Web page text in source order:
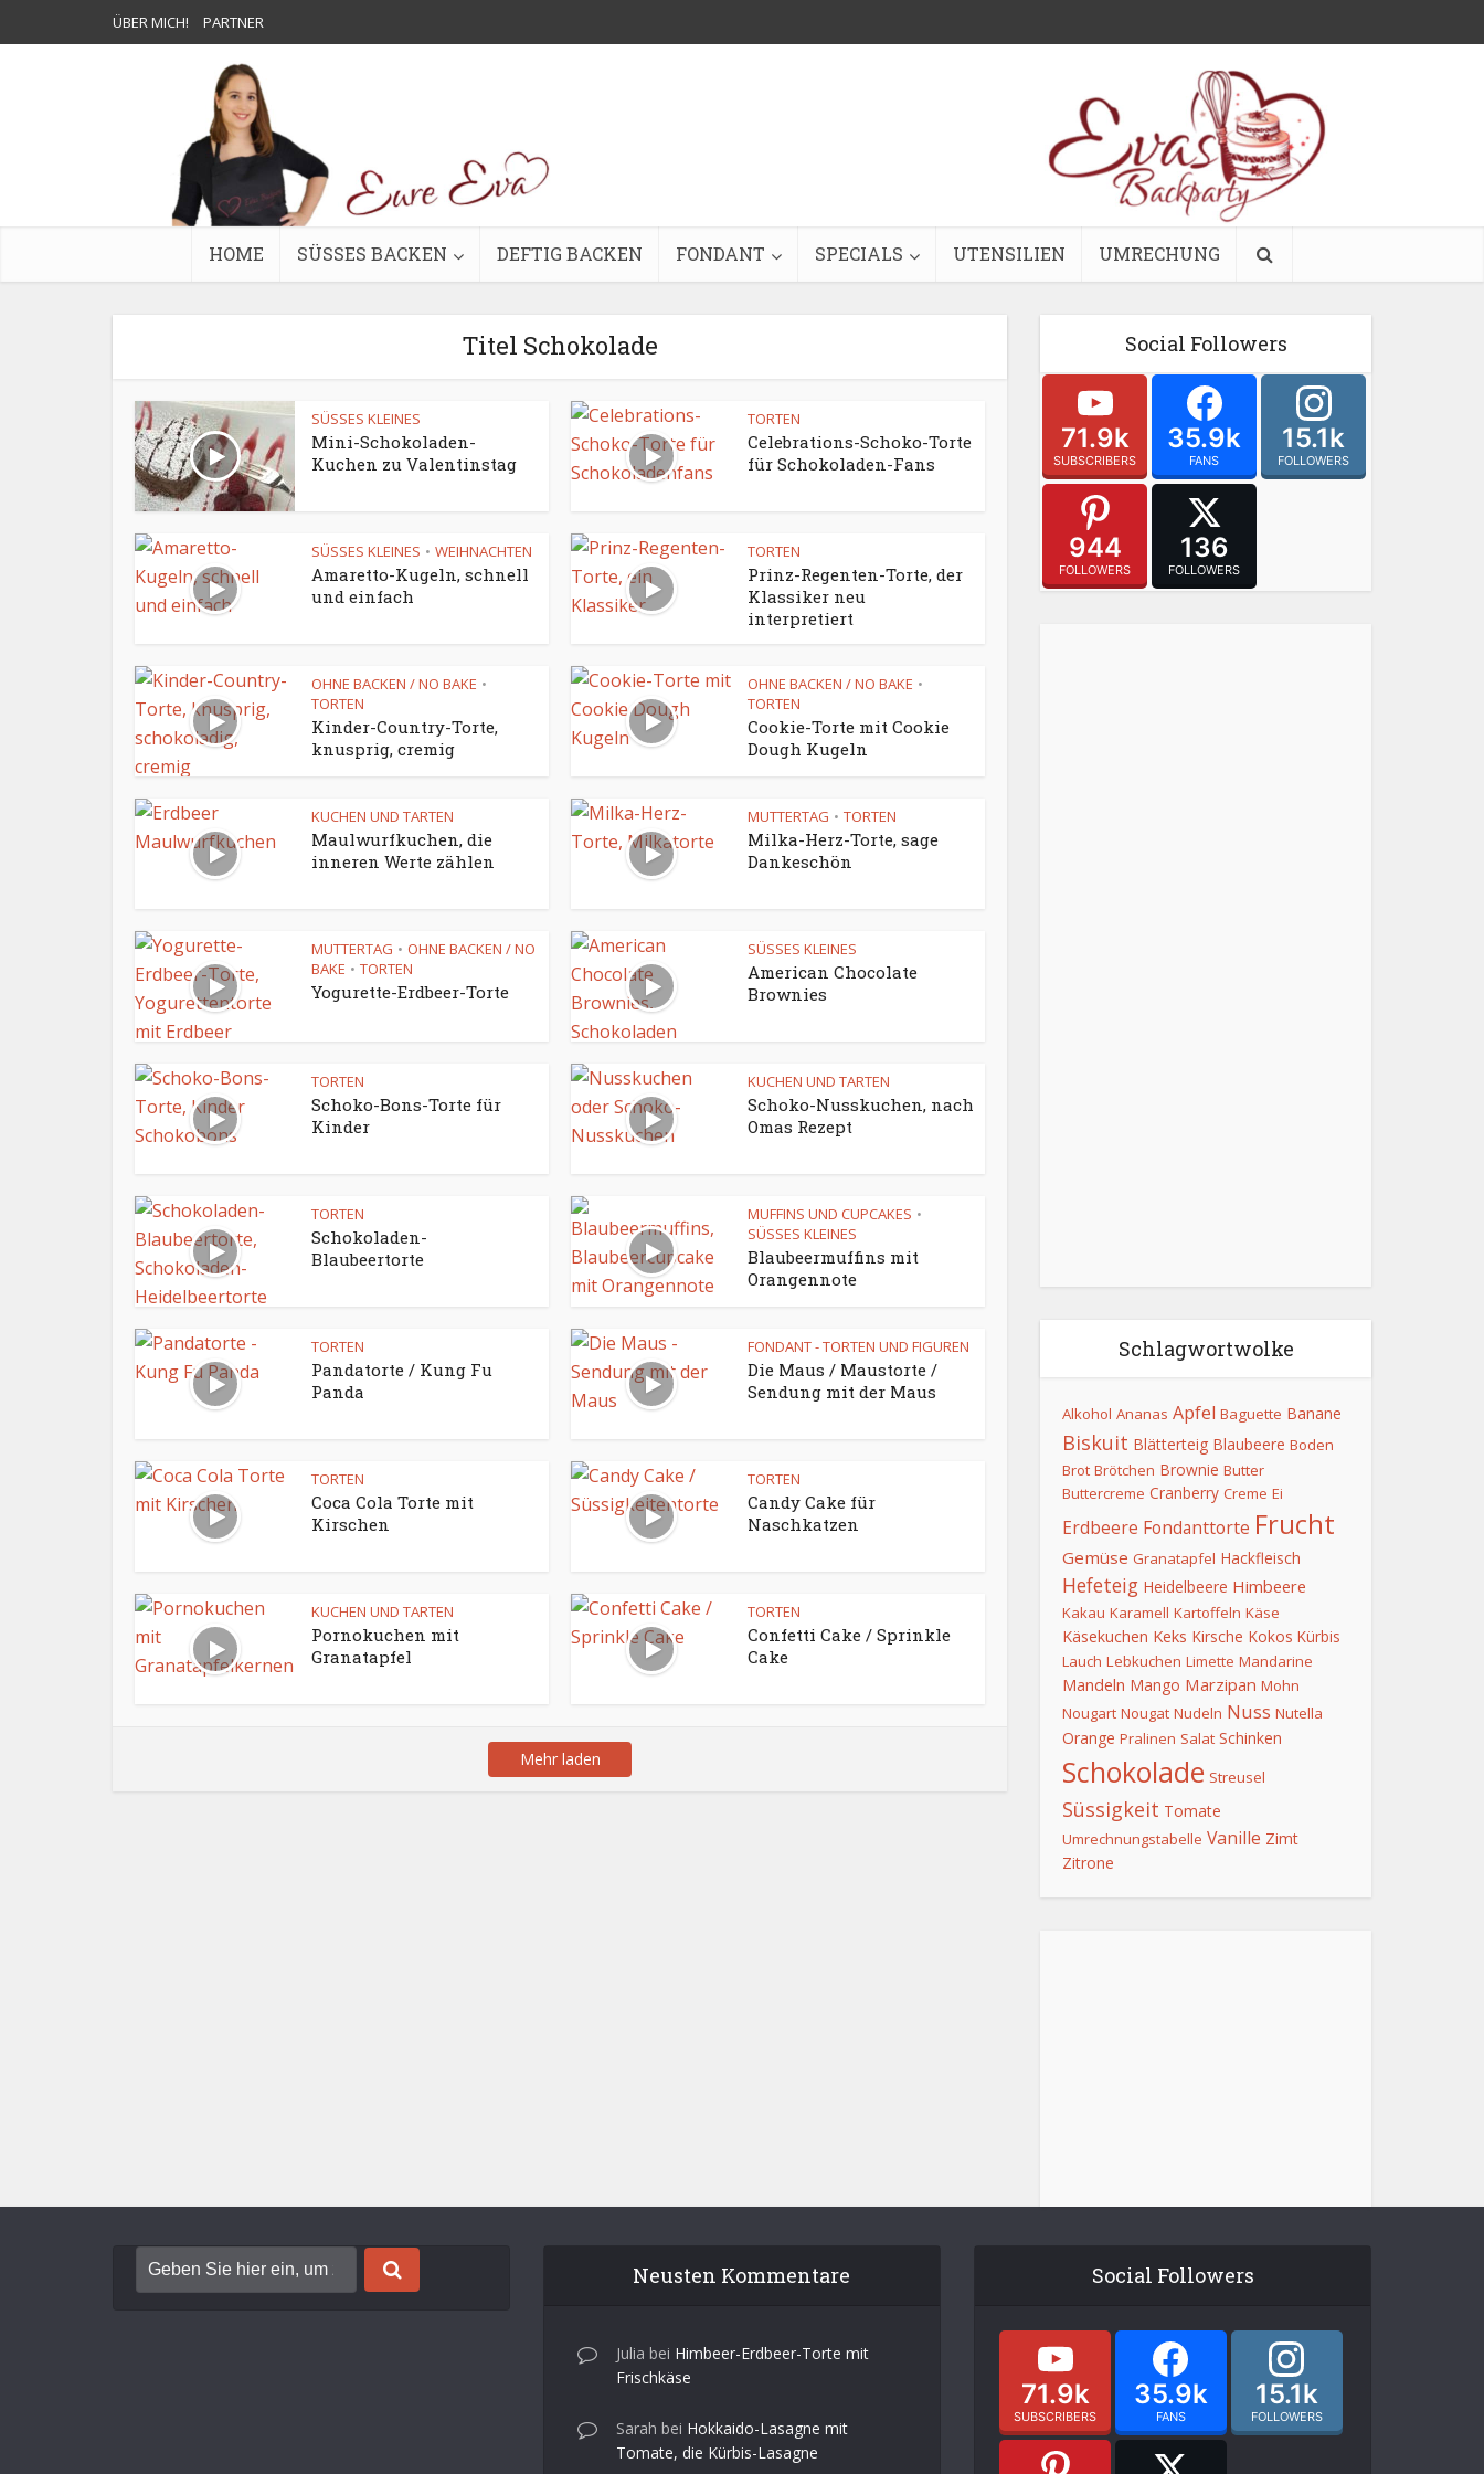
ÜBER MICH! PARTNER
HOME SÜSSES BACKEN DEFTIG BACKEN FONDANT SPECIALS UTENSILIEN UMRECHUNG
Titel Schokolade
SÜSSES KLEINES
Mini-Schokoladen-
Kuchen zu Valentinstag
TORTEN
Celebrations-Schoko-Torte
für Schokoladen-Fans
SÜSSES KLEINES • WEIHNACHTEN
Amaretto-Kugeln, schnell
und einfach
TORTEN
Prinz-Regenten-Torte, der
Klassiker neu
interpretiert
OHNE BACKEN / NO BAKE •
TORTEN
Kinder-Country-Torte,
knusprig, cremig
OHNE BACKEN / NO BAKE •
TORTEN
Cookie-Torte mit Cookie
Dough Kugeln
KUCHEN UND TARTEN
Maulwurfkuchen, die
inneren Werte zählen
MUTTERTAG • TORTEN
Milka-Herz-Torte, sage
Dankeschön
MUTTERTAG • OHNE BACKEN / NO
BAKE • TORTEN
Yogurette-Erdbeer-Torte
SÜSSES KLEINES
American Chocolate
Brownies
TORTEN
Schoko-Bons-Torte für
Kinder
KUCHEN UND TARTEN
Schoko-Nusskuchen, nach
Omas Rezept
TORTEN
Schokoladen-
Blaubeertorte
MUFFINS UND CUPCAKES •
SÜSSES KLEINES
Blaubeermuffins mit
Orangennote
TORTEN
Pandatorte / Kung Fu
Panda
FONDANT - TORTEN UND FIGUREN
Die Maus / Maustorte /
Sendung mit der Maus
TORTEN
Coca Cola Torte mit
Kirschen
TORTEN
Candy Cake für
Naschkatzen
KUCHEN UND TARTEN
Pornokuchen mit
Granatapfel
TORTEN
Confetti Cake / Sprinkle
Cake
Mehr laden
Social Followers
71.9k
SUBSCRIBERS
35.9k
FANS
15.1k
FOLLOWERS
944
FOLLOWERS
136
FOLLOWERS
Schlagwortwolke
Alkohol Ananas Apfel Baguette Banane
Biskuit Blätterteig Blaubeere Boden
Brot Brötchen Brownie Butter
Buttercreme Cranberry Creme Ei
Erdbeere Fondanttorte Frucht
Gemüse Granatapfel Hackfleisch
Hefeteig Heidelbeere Himbeere
Kakau Karamell Kartoffeln Käse
Käsekuchen Keks Kirsche Kokos Kürbis
Lauch Lebkuchen Limette Mandarine
Mandeln Mango Marzipan Mohn
Nougart Nougat Nudeln Nuss Nutella
Orange Pralinen Salat Schinken
Schokolade Streusel
Süssigkeit Tomate
Umrechnungstabelle Vanille Zimt
Zitrone
Neusten Kommentare
Julia bei Himbeer-Erdbeer-Torte mit
Frischkäse
Sarah bei Hokkaido-Lasagne mit
Tomate, die Kürbis-Lasagne
Social Followers
71.9k
SUBSCRIBERS
35.9k
FANS
15.1k
FOLLOWERS